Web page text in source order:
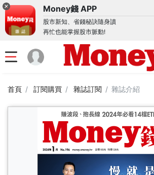
Money錢 APP
股市新知、省錢秘訣隨身讀
再忙也能掌握股市脈動!
首頁 訂閱購買 雜誌訂閱 雜誌介紹